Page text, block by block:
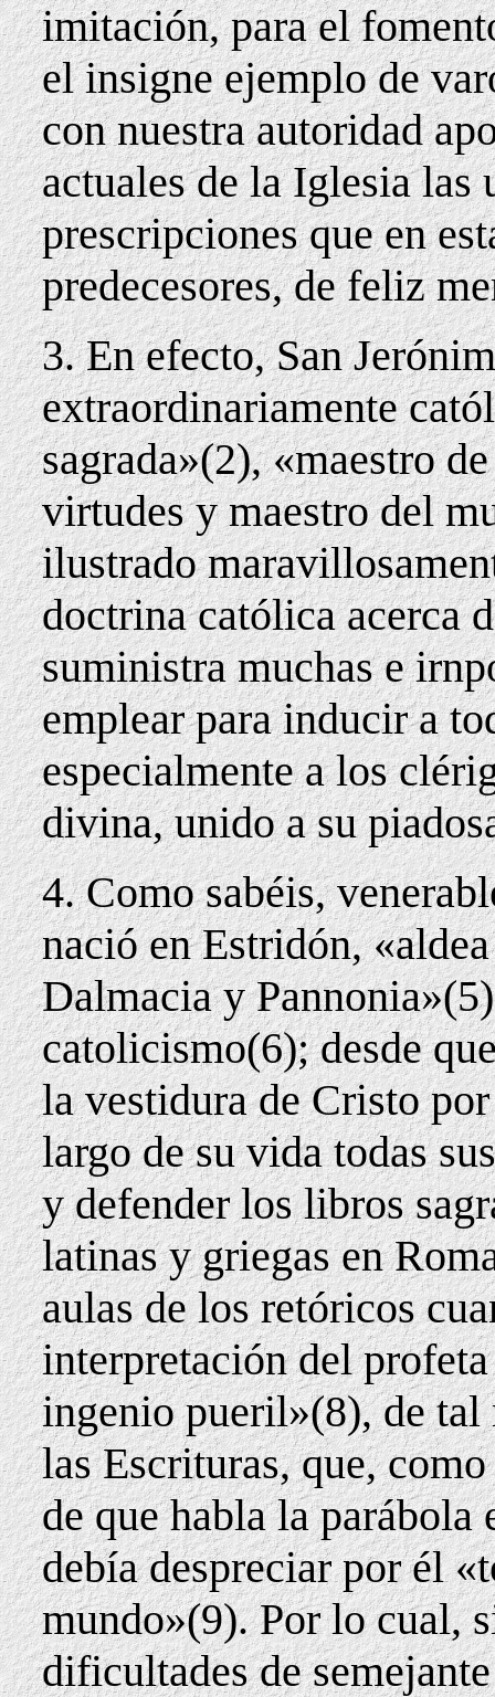
imitación, para el
el insigne ejemplo de
con nuestra autoridad
actuales de la Iglesia
prescripciones que en
predecesores, de feliz
3. En efecto, San
extraordinariamente
sagrada»(2), «maestro
virtudes y maestro del
ilustrado
doctrina católica acerca
suministra muchas e
emplear para inducir a
especialmente a los
divina, unido a su
4. Como sabéis,
nació en Estridón,
Dalmacia y
catolicismo(6); desde
la vestidura de Cristo
largo de su vida todas
y defender los libros
latinas y griegas en
aulas de los retóricos
interpretación del
ingenio pueril»(8), de tal
las Escrituras, que,
de que habla la parábola
debía despreciar por él
mundo»(9). Por lo cual,
dificultades de